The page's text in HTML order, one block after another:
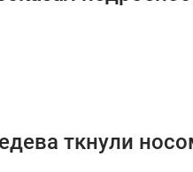
ткнули